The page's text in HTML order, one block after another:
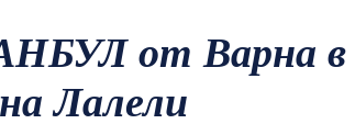
от Варна в
Лалели